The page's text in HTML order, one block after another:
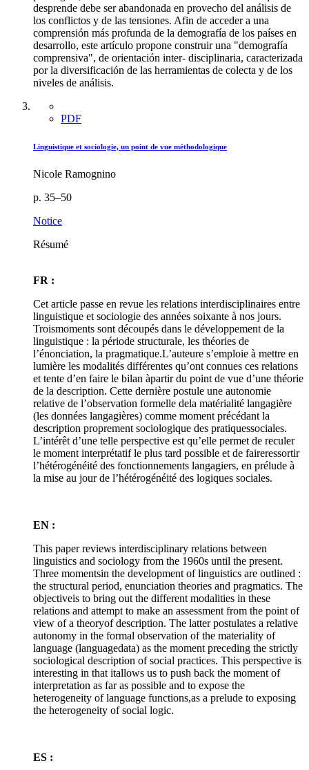
desprende debe ser abandonada en provecho del análisis de
los conflictos y de las tensiones. Afin de acceder a una
comprensión más profunda de la demografía de los países en
desarrollo, este artículo propone construir una "demografía
comprensiva", de orientación inter- disciplinaria, caracterizada
por la diversificación de las herramientas de colecta y de los
niveles de análisis.
PDF
Linguistique et sociologie, un point de vue méthodologique
Nicole Ramognino
p. 35–50
Notice
Résumé
FR :
Cet article passe en revue les relations interdisciplinaires entre
linguistique et sociologie des années soixante à nos jours.
Troismoments sont découpés dans le développement de la
linguistique : la période structurale, les théories de
l’énonciation, la pragmatique.L’auteure s’emploie à mettre en
lumière les modalités différentes qu’ont connues ces relations
et tente d’en faire le bilan àpartir du point de vue d’une théorie
de la description. Cette dernière postule une autonomie
relative de l’observation formelle dela matérialité langagière
(les données langagières) comme moment précédant la
description proprement sociologique des pratiquessociales.
L’intérêt d’une telle perspective est qu’elle permet de reculer
le moment interprétatif le plus tard possible et de faireressortir
l’hétérogénéité des fonctionnements langagiers, en prélude à
la mise au jour de l’hétérogénéité des logiques sociales.
EN :
This paper reviews interdisciplinary relations between
linguistics and sociology from the 1960s until the present.
Three momentsin the development of linguistics are outlined :
the structural period, enunciation theories and pragmatics. The
objectiveis to bring out the different modalities in these
relations and attempt to make an assessment from the point of
view of a theoryof description. The latter postulates a relative
autonomy in the formal observation of the materiality of
language (languagedata) as the moment preceding the strictly
sociological description of social practices. This perspective is
interesting in that itallows us to push back the moment of
interpretation as far as possible and to expose the
heterogeneity of language functions,as a prelude to exposing
the heterogeneity of social logic.
ES :